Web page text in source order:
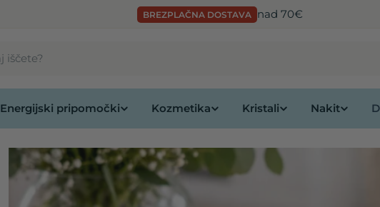
BREZPLAČNA DOSTAVA nad 70€
Energijski pripomočki Kozmetika Kristali Nakit